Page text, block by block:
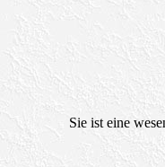
Sie ist eine